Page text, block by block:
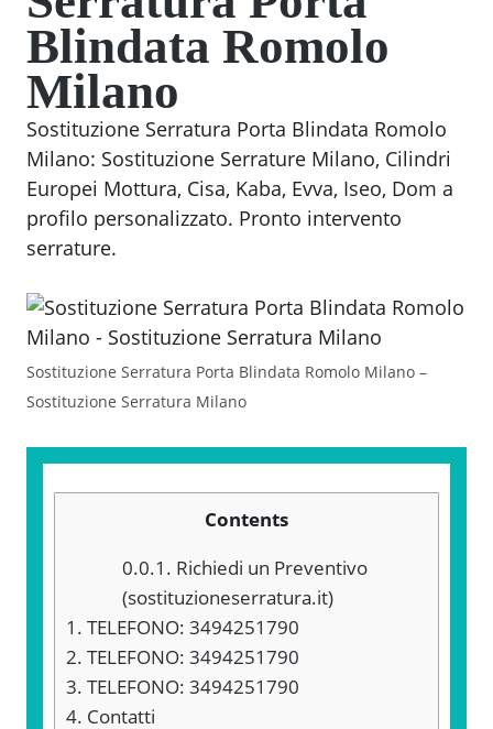
Blindata Romolo
Milano
Sostituzione Serratura Porta Blindata Romolo
Milano: Sostituzione Serrature Milano, Cilindri
Europei Mottura, Cisa, Kaba, Evva, Iseo, Dom a
profilo personalizzato. Pronto intervento
serrature.
Sostituzione Serratura Porta Blindata Romolo Milano –
Sostituzione Serratura Milano
Contents
0.0.1. Richiedi un Preventivo
(sostituzioneserratura.it)
1. TELEFONO: 3494251790
2. TELEFONO: 3494251790
3. TELEFONO: 3494251790
4. Contatti